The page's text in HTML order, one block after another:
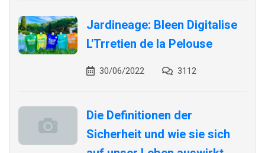
Jardineage: Bleen Digitalise
L'Trretien de la Pelouse
30/06/2022 3112
Die Definitionen der
Sicherheit und wie sie sich